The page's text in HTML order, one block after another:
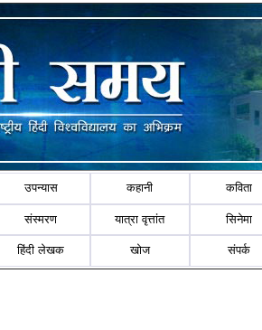
उपन्यास कहानी कविता
संस्मरण यात्रा वृत्तांत सिनेमा
हिंदी लेखक खोज संपर्क